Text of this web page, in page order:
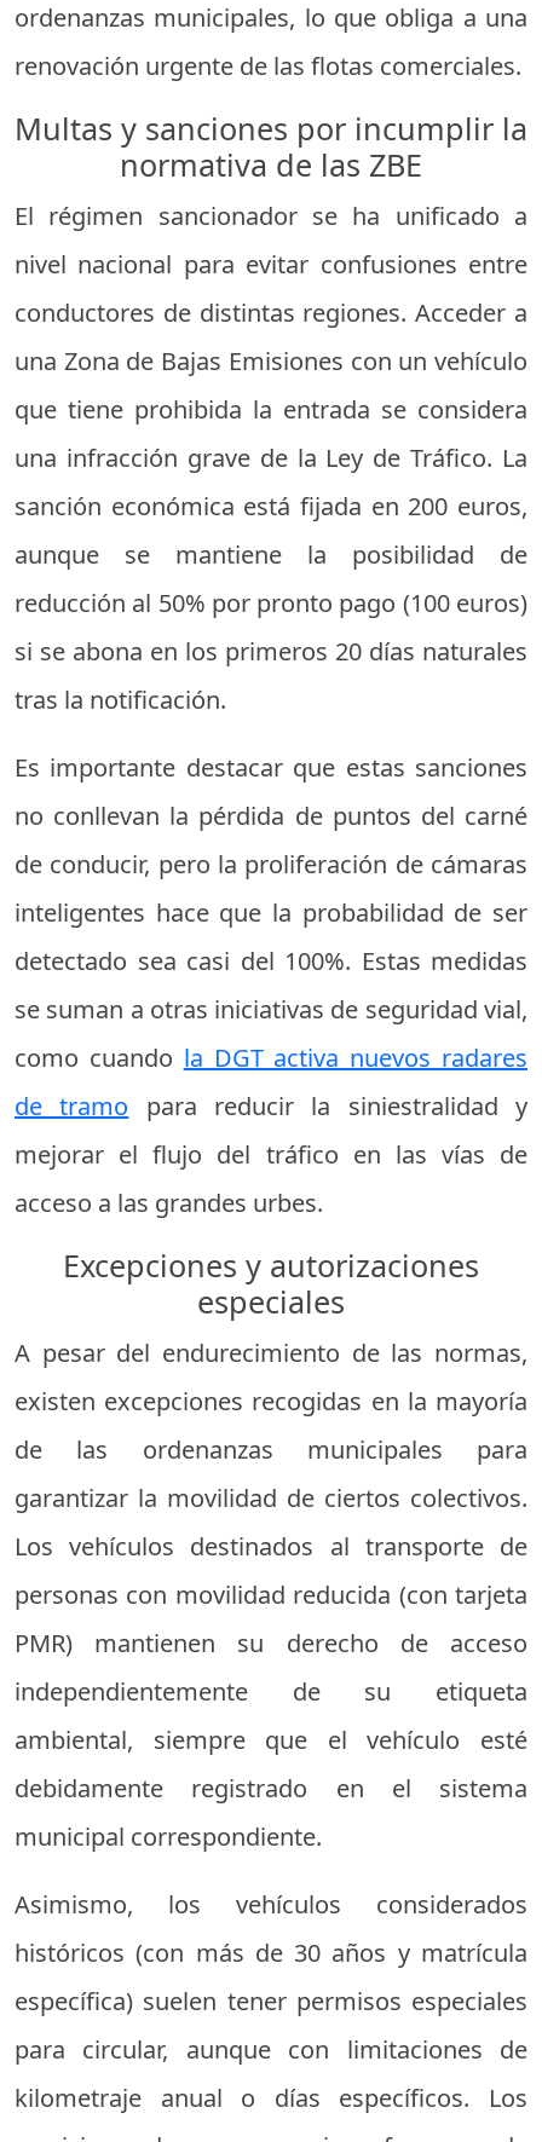
ordenanzas municipales, lo que obliga a una
renovación urgente de las flotas comerciales.
Multas y sanciones por incumplir la
normativa de las ZBE
El régimen sancionador se ha unificado a
nivel nacional para evitar confusiones entre
conductores de distintas regiones. Acceder a
una Zona de Bajas Emisiones con un vehículo
que tiene prohibida la entrada se considera
una infracción grave de la Ley de Tráfico. La
sanción económica está fijada en 200 euros,
aunque se mantiene la posibilidad de
reducción al 50% por pronto pago (100 euros)
si se abona en los primeros 20 días naturales
tras la notificación.
Es importante destacar que estas sanciones
no conllevan la pérdida de puntos del carné
de conducir, pero la proliferación de cámaras
inteligentes hace que la probabilidad de ser
detectado sea casi del 100%. Estas medidas
se suman a otras iniciativas de seguridad vial,
como cuando la DGT activa nuevos radares
de tramo para reducir la siniestralidad y
mejorar el flujo del tráfico en las vías de
acceso a las grandes urbes.
Excepciones y autorizaciones
especiales
A pesar del endurecimiento de las normas,
existen excepciones recogidas en la mayoría
de las ordenanzas municipales para
garantizar la movilidad de ciertos colectivos.
Los vehículos destinados al transporte de
personas con movilidad reducida (con tarjeta
PMR) mantienen su derecho de acceso
independientemente de su etiqueta
ambiental, siempre que el vehículo esté
debidamente registrado en el sistema
municipal correspondiente.
Asimismo, los vehículos considerados
históricos (con más de 30 años y matrícula
específica) suelen tener permisos especiales
para circular, aunque con limitaciones de
kilometraje anual o días específicos. Los